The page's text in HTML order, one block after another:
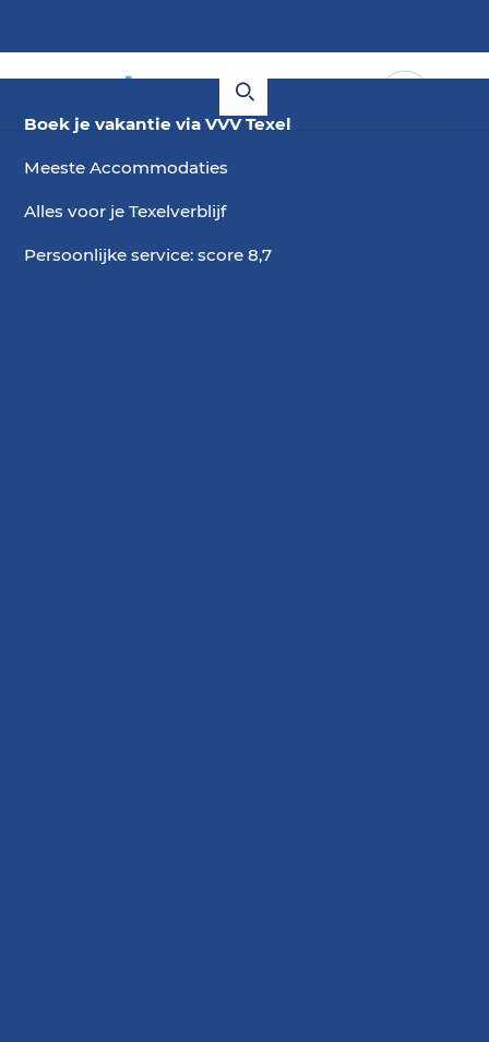
Boek je vakantie via VVV Texel
Meeste Accommodaties
Alles voor je Texelverblijf
Persoonlijke service: score 8,7